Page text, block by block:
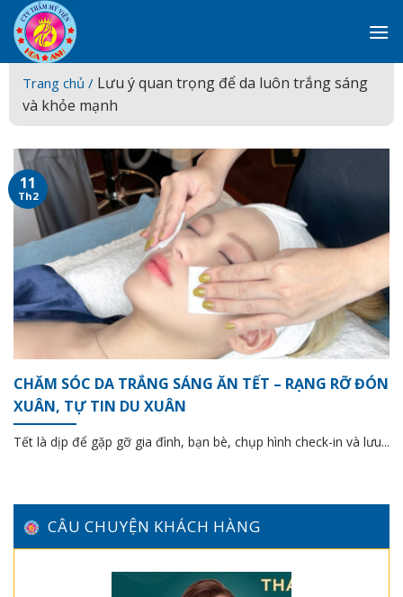
Skip
to
content
Trang chủ / Lưu ý quan trọng để da luôn trắng sáng
và khỏe mạnh
CHĂM SÓC DA TRẮNG SÁNG ĂN TẾT – RẠNG RỠ ĐÓN
XUÂN, TỰ TIN DU XUÂN
Tết là dịp để gặp gỡ gia đình, bạn bè, chụp hình check-in và lưu...
11
Th2
CÂU CHUYỆN KHÁCH HÀNG